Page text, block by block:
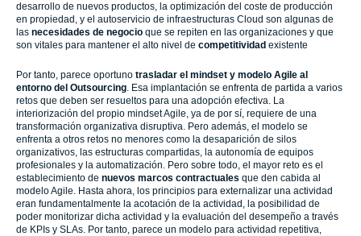
desarrollo de nuevos productos, la optimización del coste de producción
en propiedad, y el autoservicio de infraestructuras Cloud son algunas de
las necesidades de negocio que se repiten en las organizaciones y que
son vitales para mantener el alto nivel de competitividad existente
Por tanto, parece oportuno trasladar el mindset y modelo Agile al
entorno del Outsourcing. Esa implantación se enfrenta de partida a varios
retos que deben ser resueltos para una adopción efectiva. La
interiorización del propio mindset Agile, ya de por sí, requiere de una
transformación organizativa disruptiva. Pero además, el modelo se
enfrenta a otros retos no menores como la desaparición de silos
organizativos, las estructuras compartidas, la autonomía de equipos
profesionales y la automatización. Pero sobre todo, el mayor reto es el
establecimiento de nuevos marcos contractuales que den cabida al
modelo Agile. Hasta ahora, los principios para externalizar una actividad
eran fundamentalmente la acotación de la actividad, la posibilidad de
poder monitorizar dicha actividad y la evaluación del desempeño a través
de KPIs y SLAs. Por tanto, parece un modelo para actividad repetitiva,